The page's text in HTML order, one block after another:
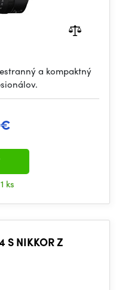
a kompaktný
1 ks
S NIKKOR Z